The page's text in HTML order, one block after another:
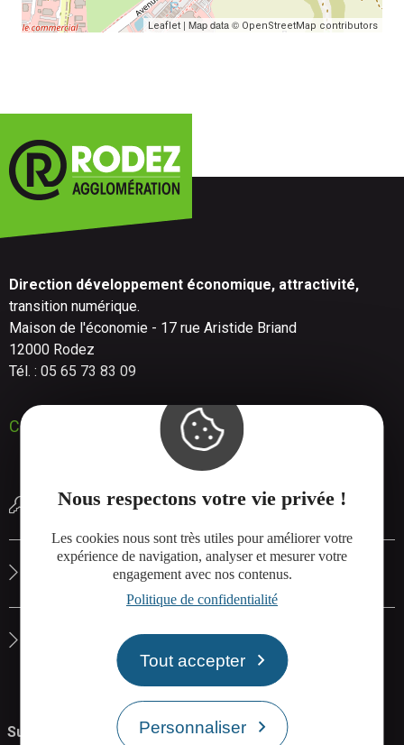
Nous respectons votre vie privée !
Les cookies nous sont très utiles pour améliorer votre
expérience de navigation, analyser et mesurer votre
engagement avec nos contenus.
Politique de confidentialité
Tout accepter
Personnaliser
Leaflet | Map data © OpenStreetMap contributors
Direction développement économique, attractivité,
transition numérique.
Maison de l'économie - 17 rue Aristide Briand
12000 Rodez
Tél. : 05 65 73 83 09
Contactez-nous
Réserver une salle de réunion
Le site de Rodez Agglo
La carte interactive de Rodez Agglo
Suivez-nous